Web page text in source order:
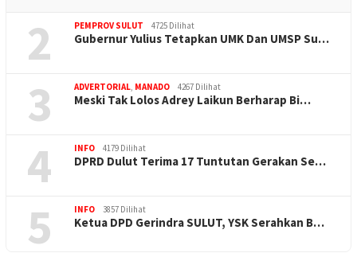
2 PEMPROV SULUT 4725 Dilihat
Gubernur Yulius Tetapkan UMK Dan UMSP Su…
3 ADVERTORIAL MANADO 4267 Dilihat
Meski Tak Lolos Adrey Laikun Berharap Bi…
4 INFO 4179 Dilihat
DPRD Dulut Terima 17 Tuntutan Gerakan Se…
5 INFO 3857 Dilihat
Ketua DPD Gerindra SULUT, YSK Serahkan B…